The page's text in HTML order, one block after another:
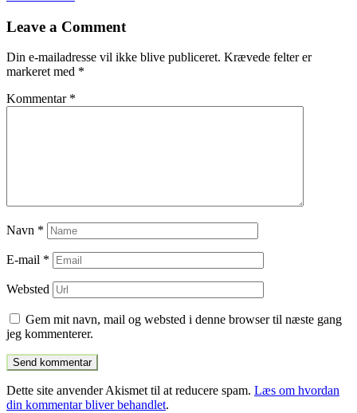
til
Leave a Comment
Din e-mailadresse vil ikke blive publiceret. Krævede felter er
markeret med *
Kommentar *
Navn *
E-mail *
Websted
Gem mit navn, mail og websted i denne browser til næste gang
jeg kommenterer.
Dette site anvender Akismet til at reducere spam. Læs om hvordan
din kommentar bliver behandlet.